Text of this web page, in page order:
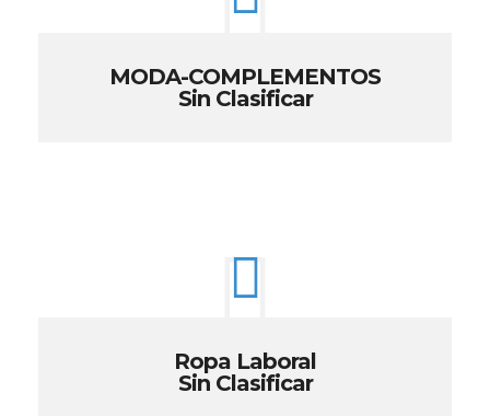
MODA-COMPLEMENTOS
Sin Clasificar
Ropa Laboral
Sin Clasificar